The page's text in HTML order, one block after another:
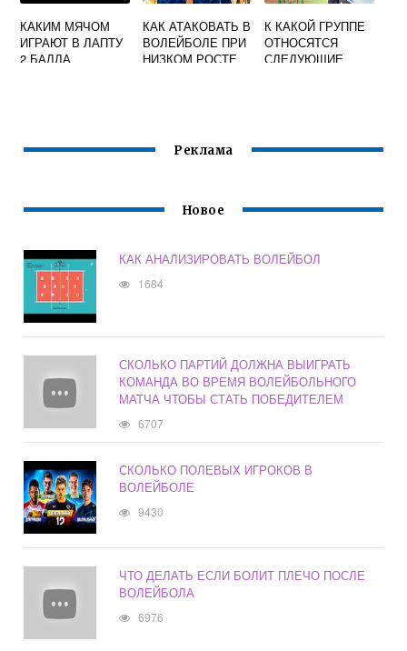
КАКИМ МЯЧОМ
ИГРАЮТ В ЛАПТУ
2 БАЛЛА
КАК АТАКОВАТЬ В
ВОЛЕЙБОЛЕ ПРИ
НИЗКОМ РОСТЕ
К КАКОЙ ГРУППЕ
ОТНОСЯТСЯ
СЛЕДУЮЩИЕ
ПЛЯЖНЫЙ
Реклама
Новое
КАК АНАЛИЗИРОВАТЬ ВОЛЕЙБОЛ
1684
СКОЛЬКО ПАРТИЙ ДОЛЖНА ВЫИГРАТЬ
КОМАНДА ВО ВРЕМЯ ВОЛЕЙБОЛЬНОГО
МАТЧА ЧТОБЫ СТАТЬ ПОБЕДИТЕЛЕМ
6707
СКОЛЬКО ПОЛЕВЫХ ИГРОКОВ В
ВОЛЕЙБОЛЕ
9430
ЧТО ДЕЛАТЬ ЕСЛИ БОЛИТ ПЛЕЧО ПОСЛЕ
ВОЛЕЙБОЛА
6976